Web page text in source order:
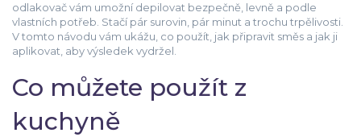
odlakovač vám umožní depilovat bezpečně, levně a podle
vlastních potřeb. Stačí pár surovin, pár minut a trochu trpělivosti.
V tomto návodu vám ukážu, co použít, jak připravit směs a jak ji
aplikovat, aby výsledek vydržel.
Co můžete použít z
kuchyně